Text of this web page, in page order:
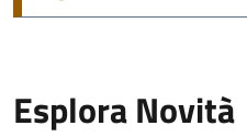
Esplora Novità